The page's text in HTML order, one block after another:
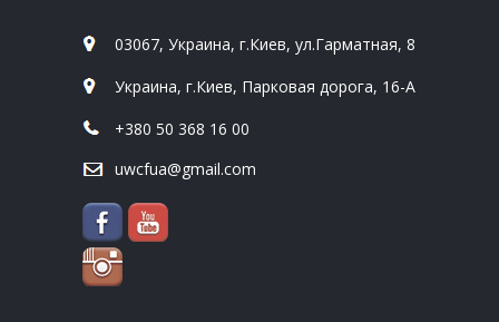
03067, Украина, г.Киев, ул.Гарматная, 8
Украина, г.Киев, Парковая дорога, 16-А
+380 50 368 16 00
uwcfua@gmail.com